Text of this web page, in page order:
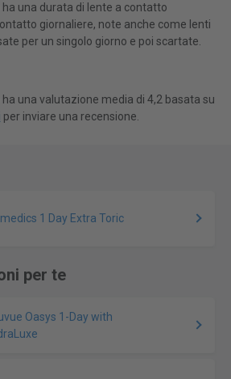
ha una durata di lente a contatto
giornaliere, note anche come lenti
per un singolo giorno e poi scartate.
ha una valutazione media di 4,2 basata su
per inviare una recensione.
1 Day Extra Toric
per te
Oasys 1-Day with